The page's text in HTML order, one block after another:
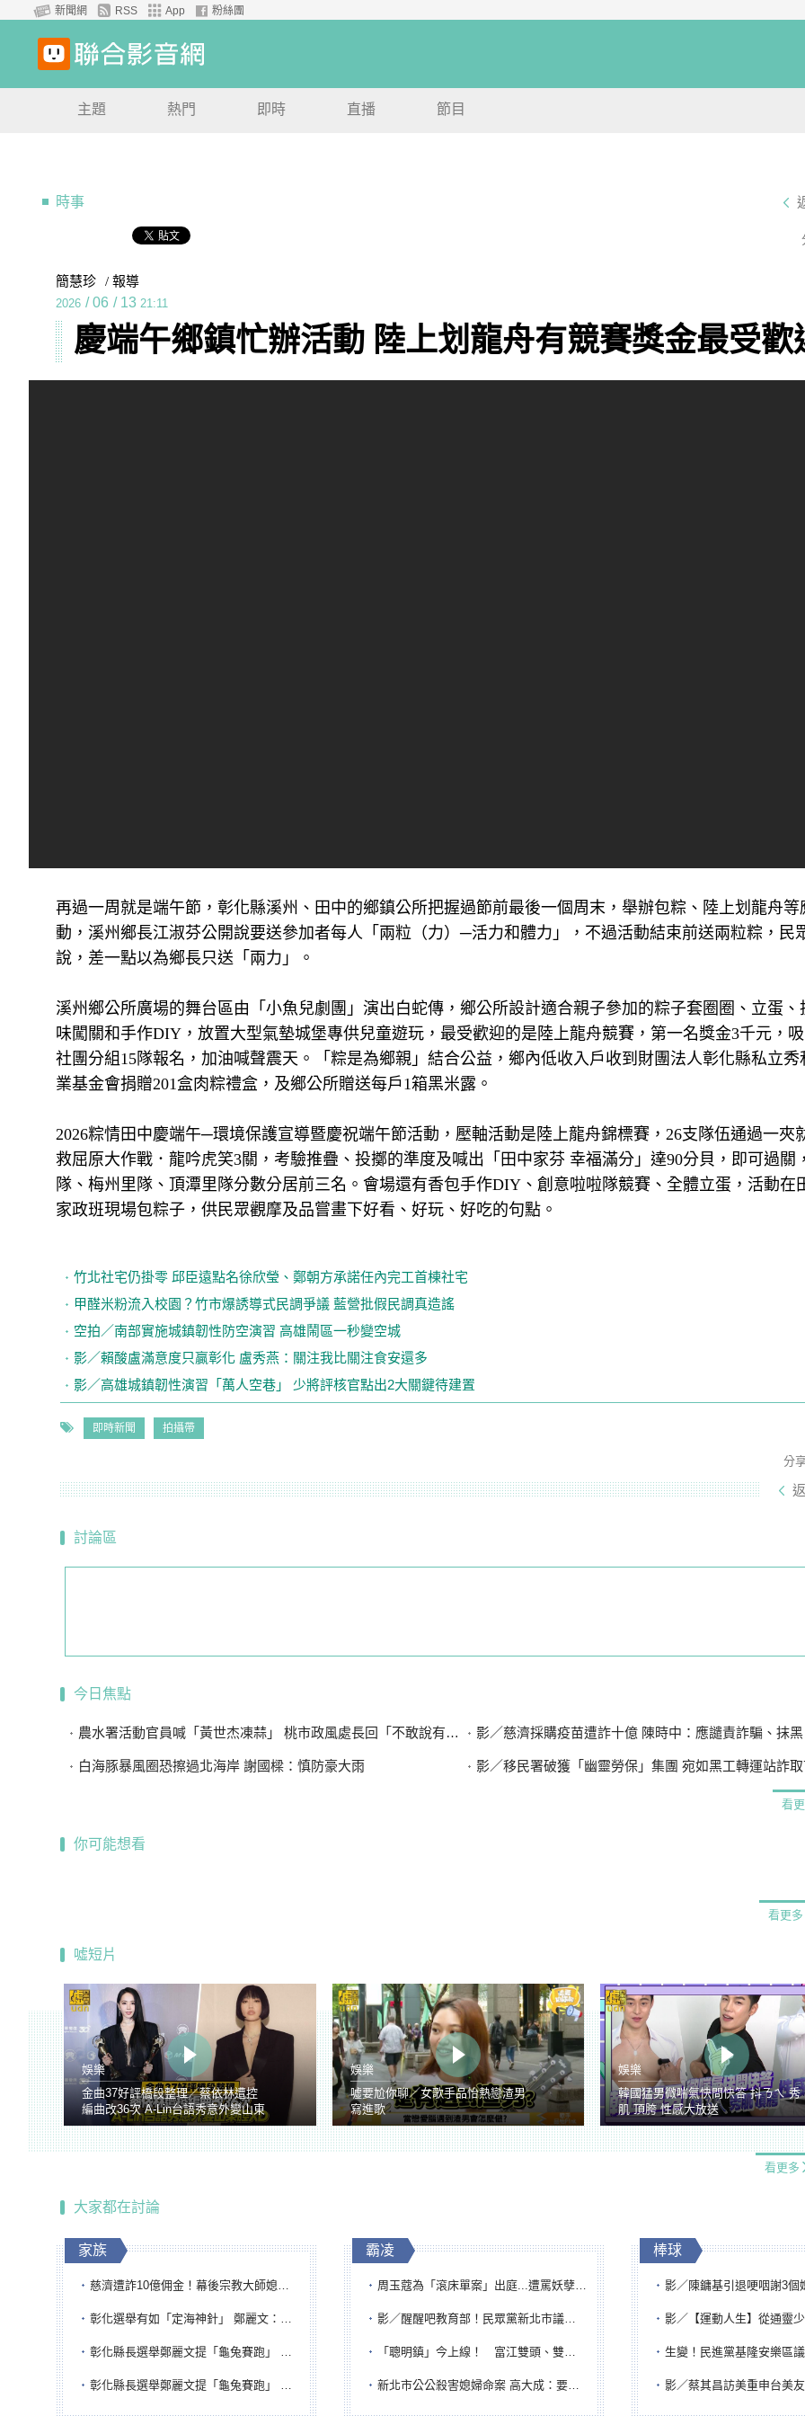
新聞網 RSS App 粉絲團
主題 熱門 即時 直播 節目
時事
簡慧珍 / 報導
2026 / 06 / 13 21:11
慶端午鄉鎮忙辦活動 陸上划龍舟有競賽獎金最受歡
再過一周就是端午節，彰化縣溪州、田中的鄉鎮公所把握過節前最後一個周末，舉辦包粽、陸上划龍舟等
動，溪州鄉長江淑芬公開說要送參加者每人「兩粒（力）─活力和體力」，不過活動結束前送兩粒粽，民
說，差一點以為鄉長只送「兩力」。
溪州鄉公所廣場的舞台區由「小魚兒劇團」演出白蛇傳，鄉公所設計適合親子參加的粽子套圈圈、立蛋、
味闖關和手作DIY，放置大型氣墊城堡專供兒童遊玩，最受歡迎的是陸上龍舟競賽，第一名獎金3千元，
社團分組15隊報名，加油喊聲震天。「粽是為鄉親」結合公益，鄉內低收入戶收到財團法人彰化縣私立秀
業基金會捐贈201盒肉粽禮盒，及鄉公所贈送每戶1箱黑米露。
2026粽情田中慶端午─環境保護宣導暨慶祝端午節活動，壓軸活動是陸上龍舟錦標賽，26支隊伍通過一夾
救屈原大作戰．龍吟虎笑3關，考驗推疊、投擲的準度及喊出「田中家芬 幸福滿分」達90分貝，即可過關
隊、梅州里隊、頂潭里隊分數分居前三名。會場還有香包手作DIY、創意啦啦隊競賽、全體立蛋，活動在
家政班現場包粽子，供民眾觀摩及品嘗畫下好看、好玩、好吃的句點。
竹北社宅仍掛零 邱臣遠點名徐欣瑩、鄭朝方承諾任內完工首棟社宅
甲醛米粉流入校園？竹市爆誘導式民調爭議 藍營批假民調真造謠
空拍／南部實施城鎮韌性防空演習 高雄鬧區一秒變空城
影／賴酸盧滿意度只贏彰化 盧秀燕：關注我比關注食安還多
影／高雄城鎮韌性演習「萬人空巷」 少將評核官點出2大關鍵待建置
即時新聞 拍攝帶
分
討論區
今日焦點
農水署活動官員喊「黃世杰凍蒜」 桃市政風處長回「不敢說有違法」 影／慈濟採購疫苗遭詐十億 陳時中：應譴責詐騙、抹黑
白海豚暴風圈恐擦過北海岸 謝國樑：慎防豪大雨 影／移民署破獲「幽靈勞保」集團 宛如黑工轉運站詐
看
你可能想看
看更多
噓短片
娛樂
金曲37好評橋段整理／蔡依林遭控
編曲改36次 A-Lin台語秀意外變山東
腔
娛樂
噓要尬你聊／女歌手品怡熱戀渣男
寫進歌
娛樂
韓國猛男微喘氣快問快答 抖ㄋㄟ 秀
肌 頂胯 性感大放送
看更多
大家都在討論
家族
慈濟遭詐10億佣金！幕後宗教大師媳婦獲100萬交保...快步奔離不發一語
彰化選舉有如「定海神針」 鄭麗文：傾全黨之力讓彰化贏
彰化縣長選舉鄭麗文提「龜兔賽跑」 綠營、無黨籍忙否認是烏龜
彰化縣長選舉鄭麗文提「龜兔賽跑」 綠營、無黨籍忙否認是烏龜
霸凌
周玉蔻為「滾床單案」出庭...遭罵妖孽下地獄 張淑娟批：舌頭殺人有罪
影／醒醒吧教育部！民眾黨新北市議員參選人提出校園反毒防線升級政見
「聰明鎮」今上線！ 富江雙頭、雙一、人頭氣球全登場
新北市公公殺害媳婦命案 高大成：要害殺多刀顯示怨恨深
棒球
影／陳鏞基引退哽咽謝3個媽媽 最大
影／【運動人生】從通靈少女到無任所大使 劉柏君
生變！民進黨基隆安樂區議員提名人黃永翔突
影／蔡其昌訪美重申台美友誼 擔任MLB大